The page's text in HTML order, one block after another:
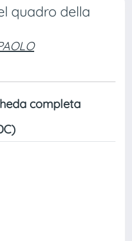
quadro della
completa